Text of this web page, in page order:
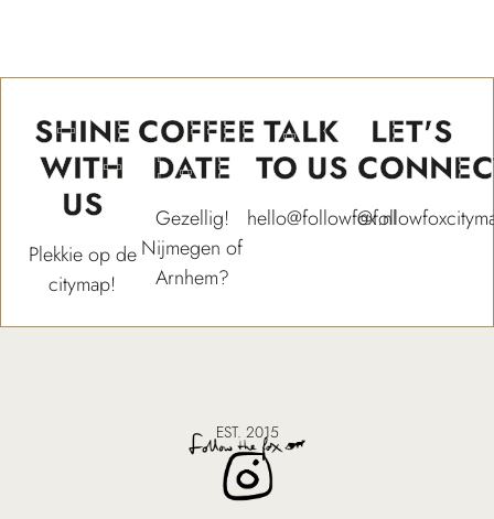
SHINE
WITH
US
Plekkie op de
citymap!
COFFEE
DATE
Gezellig!
Nijmegen of
Arnhem?
TALK
TO US
hello@followfox.nl
LET'S
EST. 2015